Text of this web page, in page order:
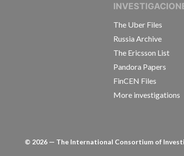
CONSORTIUM OF
The Uber Files
Russia Archive
The Ericsson List
Pandora Papers
FinCEN Files
More investigations
© 2026 — The International Consortium of